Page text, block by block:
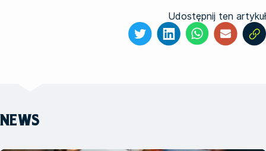
Udostępnij ten artykuł
NEWS